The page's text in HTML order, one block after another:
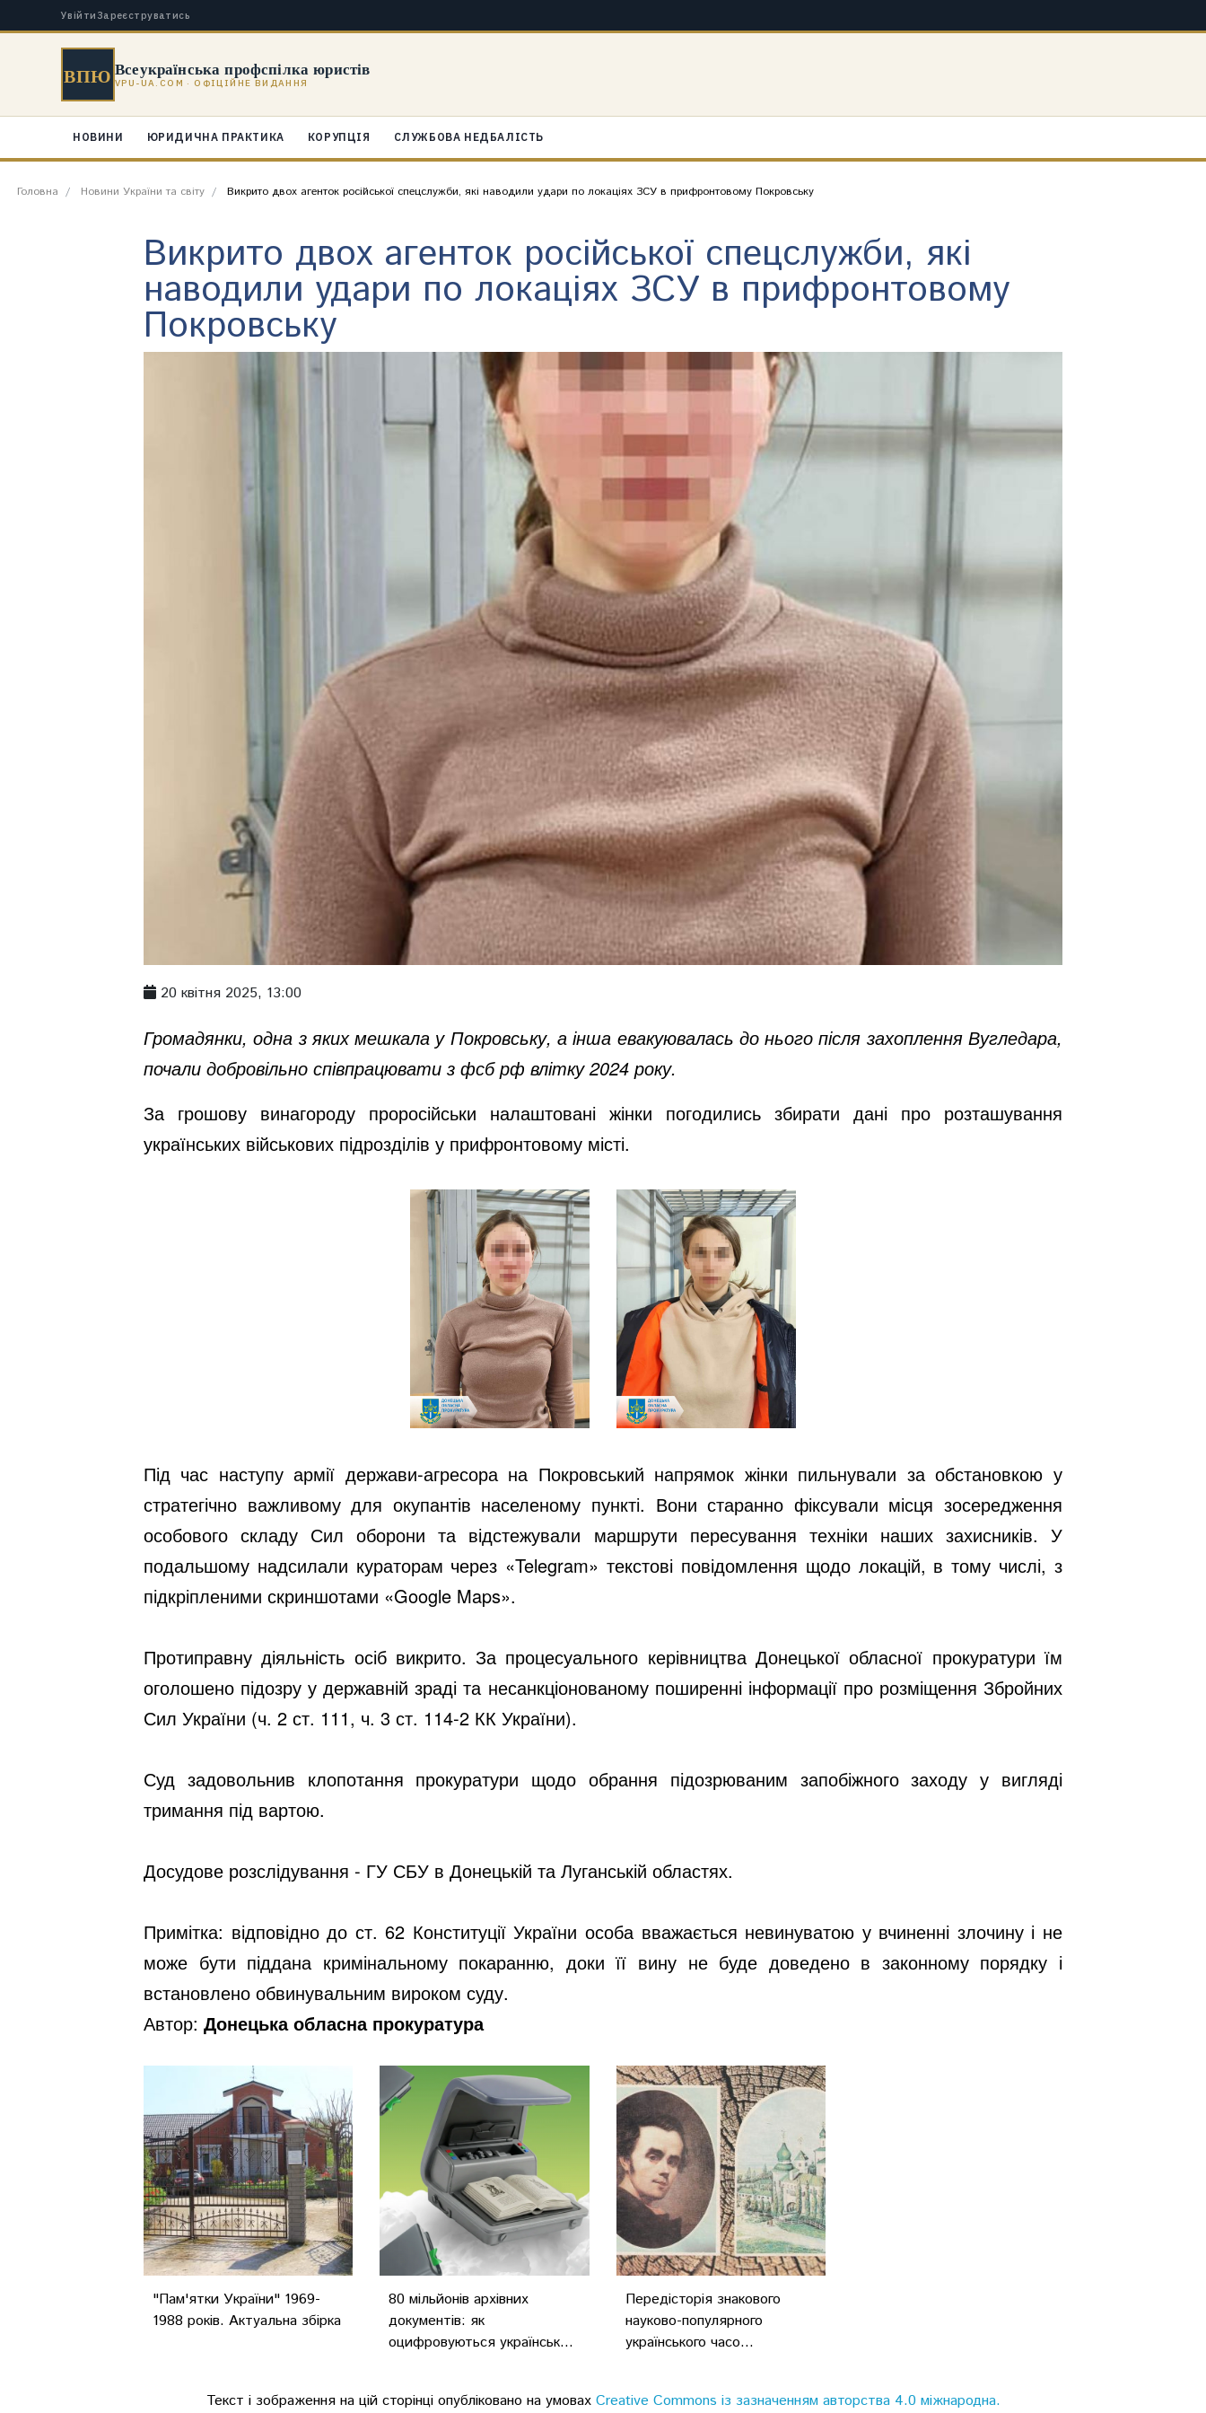
Увійти Зареєструватись
ВПЮ Всеукраїнська профспілка юристів
VPU-UA.COM · ОФІЦІЙНЕ ВИДАННЯ
НОВИНИ ЮРИДИЧНА ПРАКТИКА КОРУПЦІЯ СЛУЖБОВА НЕДБАЛІСТЬ
Головна Новини України та світу Викрито двох агенток російської спецслужби, які наводили удари по локаціях ЗСУ в прифронтовому Покровську
Викрито двох агенток російської спецслужби, які
наводили удари по локаціях ЗСУ в прифронтовому
Покровську
20 квітня 2025, 13:00
Громадянки, одна з яких мешкала у Покровську, а інша евакуювалась до нього після захоплення Вугледара,
почали добровільно співпрацювати з фсб рф влітку 2024 року.
За грошову винагороду проросійськи налаштовані жінки погодились збирати дані про розташування
українських військових підрозділів у прифронтовому місті.
Під час наступу армії держави-агресора на Покровський напрямок жінки пильнували за обстановкою у
стратегічно важливому для окупантів населеному пункті. Вони старанно фіксували місця зосередження
особового складу Сил оборони та відстежували маршрути пересування техніки наших захисників. У
подальшому надсилали кураторам через «Telegram» текстові повідомлення щодо локацій, в тому числі, з
підкріпленими скриншотами «Google Maps».
Протиправну діяльність осіб викрито. За процесуального керівництва Донецької обласної прокуратури їм
оголошено підозру у державній зраді та несанкціонованому поширенні інформації про розміщення Збройних
Сил України (ч. 2 ст. 111, ч. 3 ст. 114-2 КК України).
Суд задовольнив клопотання прокуратури щодо обрання підозрюваним запобіжного заходу у вигляді
тримання під вартою.
Досудове розслідування - ГУ СБУ в Донецькій та Луганській областях.
Примітка: відповідно до ст. 62 Конституції України особа вважається невинуватою у вчиненні злочину і не
може бути піддана кримінальному покаранню, доки її вину не буде доведено в законному порядку і
встановлено обвинувальним вироком суду.
Автор: Донецька обласна прокуратура
"Пам'ятки України" 1969-
1988 років. Актуальна збірка
80 мільйонів архівних
документів: як
оцифровуються українськ...
Передісторія знакового
науково-популярного
українського часо...
Текст і зображення на цій сторінці опубліковано на умовах Creative Commons із зазначенням авторства 4.0 міжнародна.